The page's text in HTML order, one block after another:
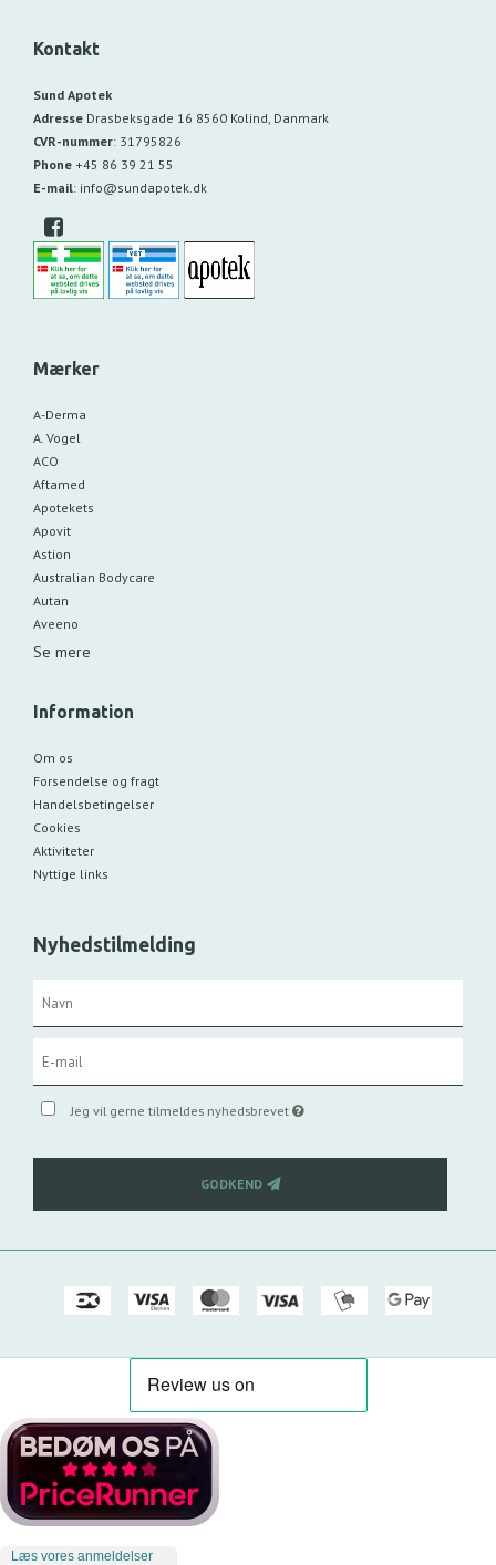
Kontakt
Sund Apotek
Adresse Drasbeksgade 16 8560 Kolind, Danmark
CVR-nummer: 31795826
Phone +45 86 39 21 55
E-mail: info@sundapotek.dk
Mærker
A-Derma
A. Vogel
ACO
Aftamed
Apotekets
Apovit
Astion
Australian Bodycare
Autan
Aveeno
Se mere
Information
Om os
Forsendelse og fragt
Handelsbetingelser
Cookies
Aktiviteter
Nyttige links
Nyhedstilmelding
Jeg vil gerne tilmeldes nyhedsbrevet
GODKEND
Læs vores anmeldelser